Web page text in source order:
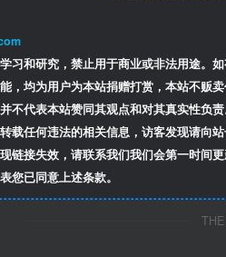
习和研究，禁止用于商业或非法用途。
，均为用户为本站捐赠打赏，本站不贩
不代表本站赞同其观点和对其真实性负责
载任何违法的相关信息，访客发现请向
链接失效，请联系我们我们会第一时间更
您已同意上述条款。